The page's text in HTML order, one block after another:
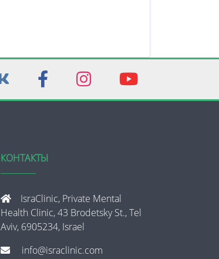
КОНТАКТЫ
IsraClinic, Private Mental
Health Clinic, 43 Brodetsky St., Tel
Aviv, 6905234, Israel
info@israclinic.com